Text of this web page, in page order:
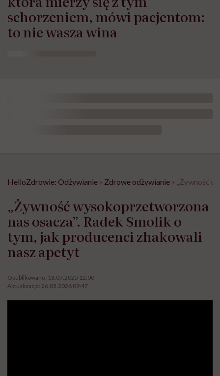
schorzeniem, mówi pacjentom:
to nie wasza wina
HelloZdrowie: Odżywianie › Zdrowe odżywianie › „Żywność
„Żywność wysokoprzetworzona
nas osacza”. Radek Smolik o
tym, jak producenci zhakowali
nasz apetyt
Opublikowano: 18.07.2025 12:00
Aktualizacja: 26.05.2026 09:47